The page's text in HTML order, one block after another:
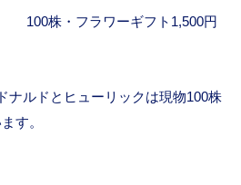
株・フラワーギフト1,500円
ナルドとヒューリックは現物100株
す。